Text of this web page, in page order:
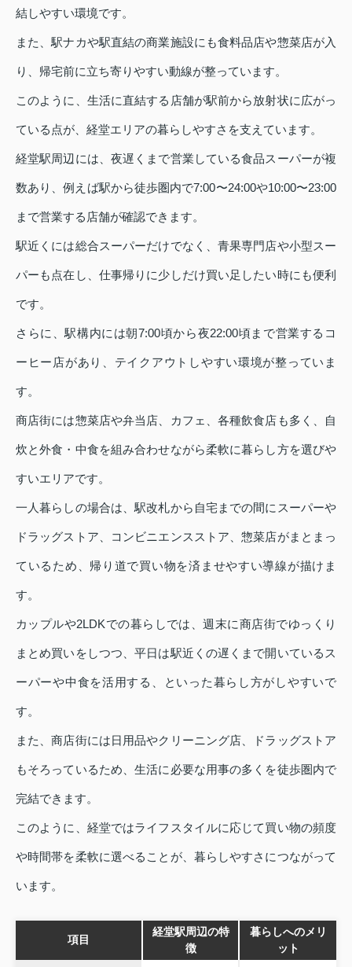
結しやすい環境です。
また、駅ナカや駅直結の商業施設にも食料品店や惣菜店が入
り、帰宅前に立ち寄りやすい動線が整っています。
このように、生活に直結する店舗が駅前から放射状に広がっ
ている点が、経堂エリアの暮らしやすさを支えています。
経堂駅周辺には、夜遅くまで営業している食品スーパーが複
数あり、例えば駅から徒歩圏内で7:00〜24:00や10:00〜23:00
まで営業する店舗が確認できます。
駅近くには総合スーパーだけでなく、青果専門店や小型スー
パーも点在し、仕事帰りに少しだけ買い足したい時にも便利
です。
さらに、駅構内には朝7:00頃から夜22:00頃まで営業するコ
ーヒー店があり、テイクアウトしやすい環境が整っていま
す。
商店街には惣菜店や弁当店、カフェ、各種飲食店も多く、自
炊と外食・中食を組み合わせながら柔軟に暮らし方を選びや
すいエリアです。
一人暮らしの場合は、駅改札から自宅までの間にスーパーや
ドラッグストア、コンビニエンスストア、惣菜店がまとまっ
ているため、帰り道で買い物を済ませやすい導線が描けま
す。
カップルや2LDKでの暮らしでは、週末に商店街でゆっくり
まとめ買いをしつつ、平日は駅近くの遅くまで開いているス
ーパーや中食を活用する、といった暮らし方がしやすいで
す。
また、商店街には日用品やクリーニング店、ドラッグストア
もそろっているため、生活に必要な用事の多くを徒歩圏内で
完結できます。
このように、経堂ではライフスタイルに応じて買い物の頻度
や時間帯を柔軟に選べることが、暮らしやすさにつながって
います。
項目
経堂駅周辺の特
徴
暮らしへのメリ
ット